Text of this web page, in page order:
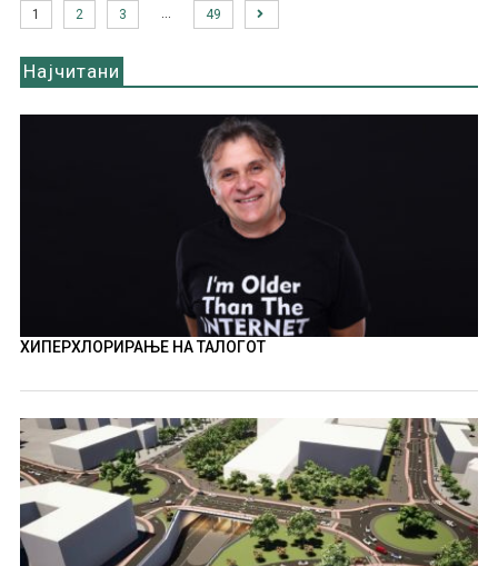
1 2 3 49
Најчитани
ХИПЕРХЛОРИРАЊЕ НА ТАЛОГОТ